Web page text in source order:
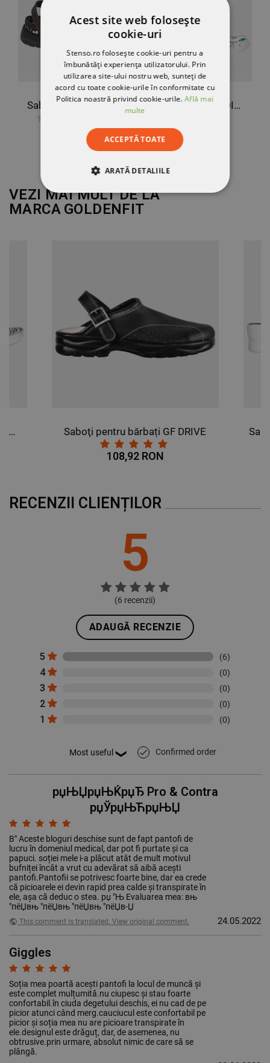
Saboți sanitare DIAN JAVEA NEGRO ESTAMPADO OB E A SRC
340,67 RON
Saboți sanitare DIAN JAVEA BLANCO ESTAMPADO OB E A FO SRC
340,67 RON
VEZI MAI MULT DE LA
MARCA GOLDENFIT
Papuci pentru femei NEW RELAX ALB Saboţi pentru bărbați GF DRIVE
108,92 RON
RECENZII CLIENȚILOR
5
(6 recenzii)
ADAUGĂ RECENZIE
5 (6)
4 (0)
3 (0)
2 (0)
1 (0)
done Confirmed order
рџЊЏрџЊЌрџЂ Pro & Contra
рџЎрџЊЋрџЊЏ
В" Aceste bloguri deschise sunt de fapt pantofi de
lucru în domeniul medical, dar pot fi purtate și ca
papuci. soției mele i-a plăcut atât de mult motivul
bufniței încât a vrut cu adevărat să aibă acești
pantofi.Pantofii se potrivesc foarte bine, dar ea crede
că picioarele ei devin rapid prea calde și transpirate în
ele, așa că deduc o stea. рџ "Њ Evaluarea mea: вњ
"пёЏвњ "пёЏвњ "пёЏвњ "пёЏв-Џ
public This comment is translated. View original comment. 24.05.2022
Giggles
Soția mea poartă acești pantofi la locul de muncă și
este complet mulțumită.nu ciupesc și stau foarte
confortabil.în ciuda degetului deschis, ei nu cad de pe
picior atunci când merg.cauciucul este confortabil pe
picior și soția mea nu are picioare transpirate în
ele.designul este drăguț, dar, de asemenea, nu
obtrusive.prin urmare, absolut nimic de care să se
plângă.
Acest site web folosește
cookie-uri
Stenso.ro folosește cookie-uri pentru a
îmbunătăți experiența utilizatorului. Prin
utilizarea site-ului nostru web, sunteți de
acord cu toate cookie-urile în conformitate cu
Politica noastră privind cookie-urile.Află mai
multe
ACCEPTĂ TOATE
ARATĂ DETALIILE
STRICT NECESARE
NECLASIFICATE